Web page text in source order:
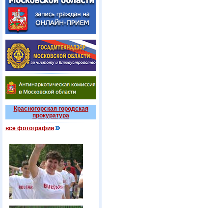
Красногорская городская
прокуратура
все фотографии